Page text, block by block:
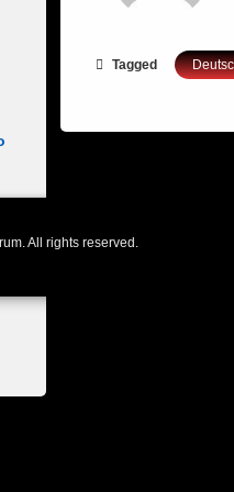
Tagged
All rights reserved.